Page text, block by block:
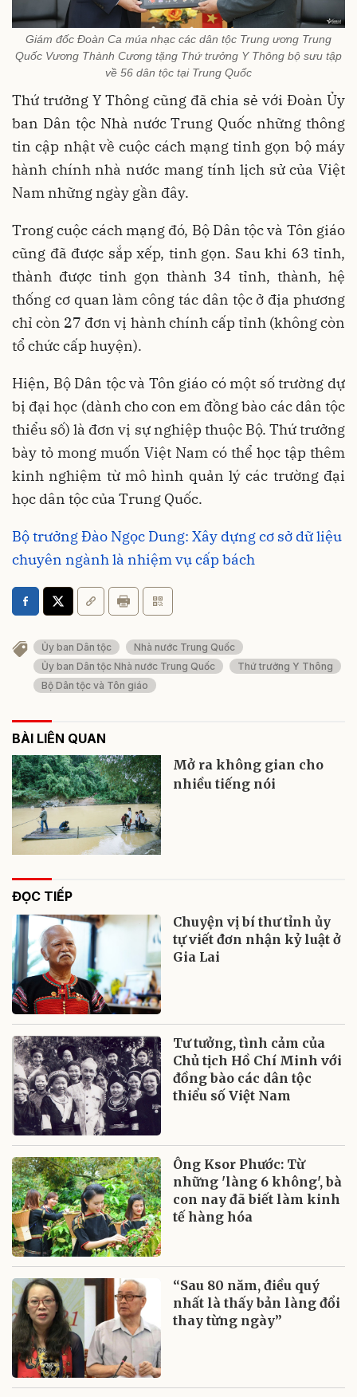
Giám đốc Đoàn Ca múa nhạc các dân tộc Trung ương Trung
Quốc Vương Thành Cương tặng Thứ trưởng Y Thông bộ sưu tập
về 56 dân tộc tại Trung Quốc
Thứ trưởng Y Thông cũng đã chia sẻ với Đoàn Ủy
ban Dân tộc Nhà nước Trung Quốc những thông
tin cập nhật về cuộc cách mạng tinh gọn bộ máy
hành chính nhà nước mang tính lịch sử của Việt
Nam những ngày gần đây.
Trong cuộc cách mạng đó, Bộ Dân tộc và Tôn giáo
cũng đã được sắp xếp, tinh gọn. Sau khi 63 tỉnh,
thành được tinh gọn thành 34 tỉnh, thành, hệ
thống cơ quan làm công tác dân tộc ở địa phương
chỉ còn 27 đơn vị hành chính cấp tỉnh (không còn
tổ chức cấp huyện).
Hiện, Bộ Dân tộc và Tôn giáo có một số trường dự
bị đại học (dành cho con em đồng bào các dân tộc
thiểu số) là đơn vị sự nghiệp thuộc Bộ. Thứ trưởng
bày tỏ mong muốn Việt Nam có thể học tập thêm
kinh nghiệm từ mô hình quản lý các trường đại
học dân tộc của Trung Quốc.
Bộ trưởng Đào Ngọc Dung: Xây dựng cơ sở dữ liệu
chuyên ngành là nhiệm vụ cấp bách
Ủy ban Dân tộc
Nhà nước Trung Quốc
Ủy ban Dân tộc Nhà nước Trung Quốc
Thứ trưởng Y Thông
Bộ Dân tộc và Tôn giáo
BÀI LIÊN QUAN
Mở ra không gian cho
nhiều tiếng nói
ĐỌC TIẾP
Chuyện vị bí thư tỉnh ủy
tự viết đơn nhận kỷ luật ở
Gia Lai
Tư tưởng, tình cảm của
Chủ tịch Hồ Chí Minh với
đồng bào các dân tộc
thiểu số Việt Nam
Ông Ksor Phước: Từ
những 'làng 6 không', bà
con nay đã biết làm kinh
tế hàng hóa
“Sau 80 năm, điều quý
nhất là thấy bản làng đổi
thay từng ngày”